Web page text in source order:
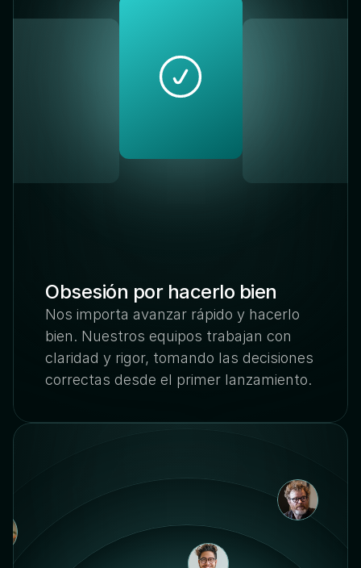
Obsesión por hacerlo bien
Nos importa avanzar rápido y hacerlo
bien. Nuestros equipos trabajan con
claridad y rigor, tomando las decisiones
correctas desde el primer lanzamiento.